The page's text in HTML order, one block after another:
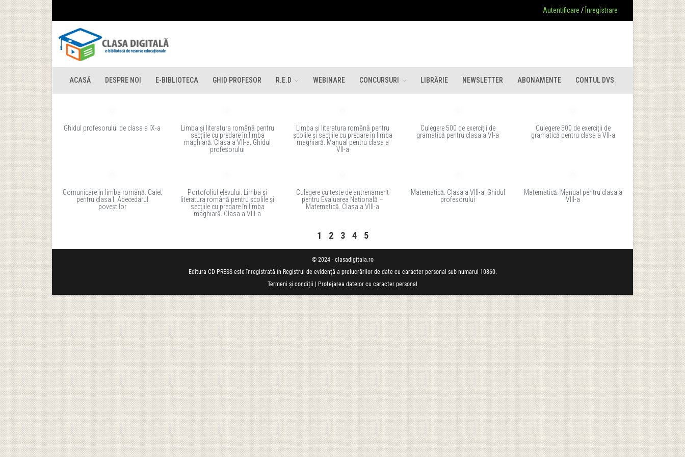
Autentificare / Înregistrare
ACASĂ DESPRE NOI E-BIBLIOTECA GHID PROFESOR R.E.D WEBINARE CONCURSURI LIBRĂRIE NEWSLETTER ABONAMENTE CONTUL DVS.
Ghidul profesorului de clasa a IX-a
Limba și literatura română pentru
secțiile cu predare în limba
maghiară. Clasa a VII-a. Ghidul
profesorului
Limba și literatura română pentru
școlile și secțiile cu predare în limba
maghiară. Manual pentru clasa a
VII-a
Culegere 500 de exerciții de
gramatică pentru clasa a VI-a
Culegere 500 de exerciții de
gramatică pentru clasa a VII-a
Comunicare în limba română. Caiet
pentru clasa I. Abecedarul
poveștilor
Portofoliul elevului. Limba și
literatura română pentru școlile și
secțiile cu predare în limba
maghiară. Clasa a VIII-a
Culegere cu teste de antrenament
pentru Evaluarea Națională –
Matematică. Clasa a VIII-a
Matematică. Clasa a VIII-a. Ghidul
profesorului
Matematică. Manual pentru clasa a
VIII-a
1 2 3 4 5
© 2024 - clasadigitala.ro
Editura CD PRESS este înregistrată în Registrul de evidență a prelucrărilor de date cu caracter personal sub numarul 10860.
Termeni și condiții
Protejarea datelor cu caracter personal